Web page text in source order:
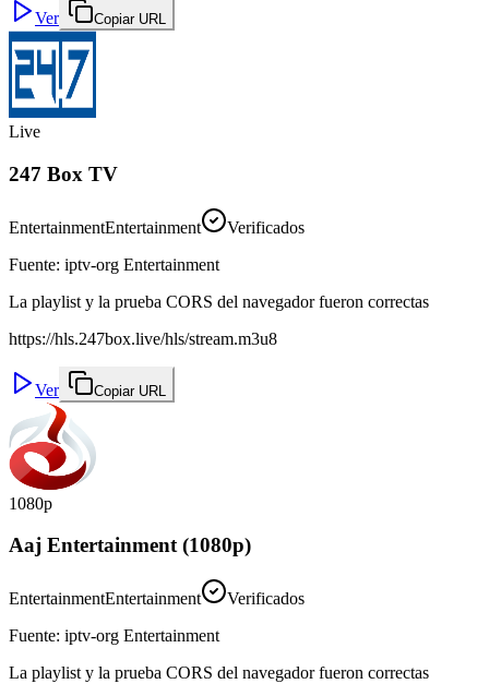
Ver Copiar URL
Live
247 Box TV
EntertainmentEntertainment
Verificados
Fuente: iptv-org Entertainment
La playlist y la prueba CORS del navegador fueron correctas
https://hls.247box.live/hls/stream.m3u8
Ver Copiar URL
1080p
Aaj Entertainment (1080p)
EntertainmentEntertainment
Verificados
Fuente: iptv-org Entertainment
La playlist y la prueba CORS del navegador fueron correctas